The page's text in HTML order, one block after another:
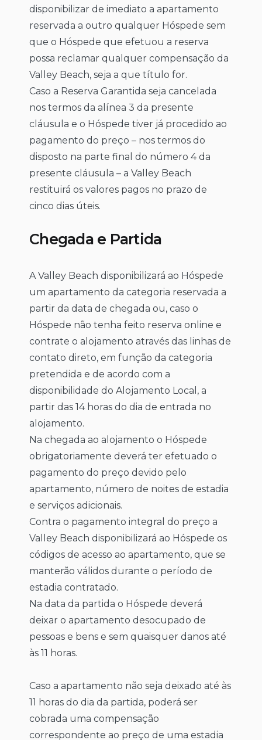
disponibilizar de imediato a apartamento
reservada a outro qualquer Hóspede sem
que o Hóspede que efetuou a reserva
possa reclamar qualquer compensação da
Valley Beach, seja a que título for.
Caso a Reserva Garantida seja cancelada
nos termos da alínea 3 da presente
cláusula e o Hóspede tiver já procedido ao
pagamento do preço – nos termos do
disposto na parte final do número 4 da
presente cláusula – a Valley Beach
restituirá os valores pagos no prazo de
cinco dias úteis.
Chegada e Partida
A Valley Beach disponibilizará ao Hóspede
um apartamento da categoria reservada a
partir da data de chegada ou, caso o
Hóspede não tenha feito reserva online e
contrate o alojamento através das linhas de
contato direto, em função da categoria
pretendida e de acordo com a
disponibilidade do Alojamento Local, a
partir das 14 horas do dia de entrada no
alojamento.
Na chegada ao alojamento o Hóspede
obrigatoriamente deverá ter efetuado o
pagamento do preço devido pelo
apartamento, número de noites de estadia
e serviços adicionais.
Contra o pagamento integral do preço a
Valley Beach disponibilizará ao Hóspede os
códigos de acesso ao apartamento, que se
manterão válidos durante o período de
estadia contratado.
Na data da partida o Hóspede deverá
deixar o apartamento desocupado de
pessoas e bens e sem quaisquer danos até
às 11 horas.
Caso a apartamento não seja deixado até às
11 horas do dia da partida, poderá ser
cobrada uma compensação
correspondente ao preço de uma estadia